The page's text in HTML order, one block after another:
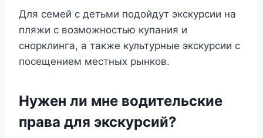
Для семей с детьми подойдут экскурсии на
пляжи с возможностью купания и
снорклинга, а также культурные экскурсии с
посещением местных рынков.
Нужен ли мне водительские
права для экскурсий?